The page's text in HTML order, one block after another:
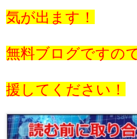
気が出ます！
無料ブログですの
援してください！